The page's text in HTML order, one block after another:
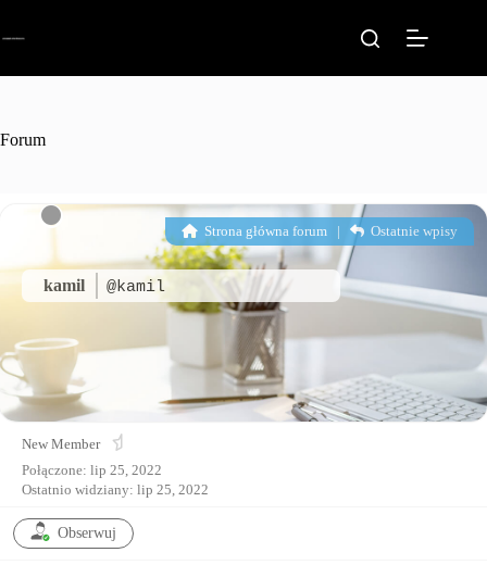
Forum
kamil @kamil
Strona główna forum | Ostatnie wpisy
New Member
Połączone: lip 25, 2022
Ostatnio widziany: lip 25, 2022
Obserwuj